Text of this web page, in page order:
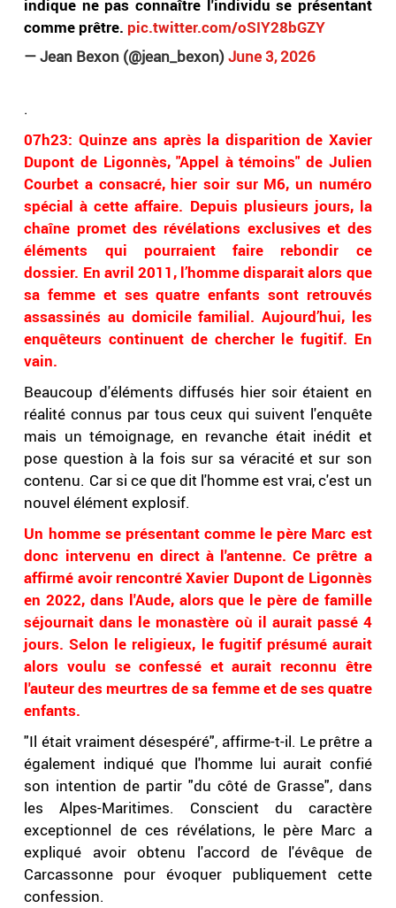
indique ne pas connaître l'individu se présentant
comme prêtre. pic.twitter.com/oSIY28bGZY
— Jean Bexon (@jean_bexon)June 3, 2026
.
07h23: Quinze ans après la disparition de Xavier
Dupont de Ligonnès, "Appel à témoins" de Julien
Courbet a consacré, hier soir sur M6, un numéro
spécial à cette affaire. Depuis plusieurs jours, la
chaîne promet des révélations exclusives et des
éléments qui pourraient faire rebondir ce
dossier. En avril 2011, l’homme disparait alors que
sa femme et ses quatre enfants sont retrouvés
assassinés au domicile familial. Aujourd’hui, les
enquêteurs continuent de chercher le fugitif. En
vain.
Beaucoup d'éléments diffusés hier soir étaient en
réalité connus par tous ceux qui suivent l'enquête
mais un témoignage, en revanche était inédit et
pose question à la fois sur sa véracité et sur son
contenu. Car si ce que dit l'homme est vrai, c'est un
nouvel élément explosif.
Un homme se présentant comme le père Marc est
donc intervenu en direct à l'antenne. Ce prêtre a
affirmé avoir rencontré Xavier Dupont de Ligonnès
en 2022, dans l'Aude, alors que le père de famille
séjournait dans le monastère où il aurait passé 4
jours. Selon le religieux, le fugitif présumé aurait
alors voulu se confessé et aurait reconnu être
l'auteur des meurtres de sa femme et de ses quatre
enfants.
"Il était vraiment désespéré", affirme-t-il. Le prêtre a
également indiqué que l'homme lui aurait confié
son intention de partir "du côté de Grasse", dans
les Alpes-Maritimes. Conscient du caractère
exceptionnel de ces révélations, le père Marc a
expliqué avoir obtenu l'accord de l'évêque de
Carcassonne pour évoquer publiquement cette
confession.